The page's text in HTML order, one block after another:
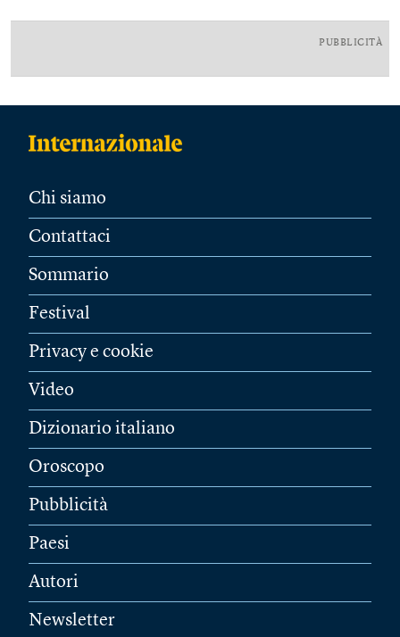
PUBBLICITÀ
Chi siamo
Contattaci
Sommario
Festival
Privacy e cookie
Video
Dizionario italiano
Oroscopo
Pubblicità
Paesi
Autori
Newsletter